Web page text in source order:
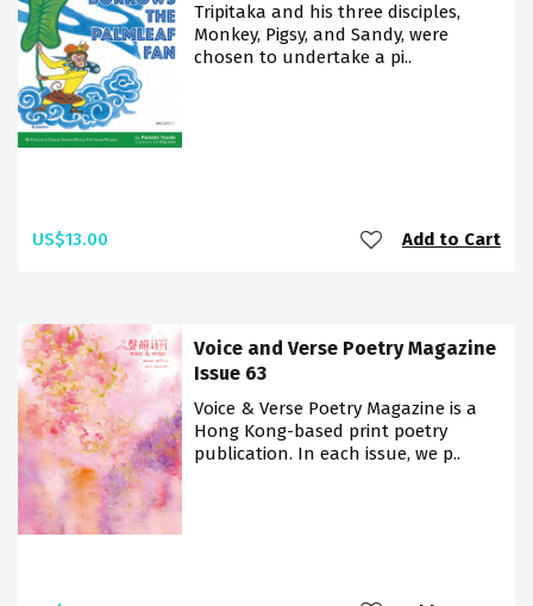
Tripitaka and his three disciples,
Monkey, Pigsy, and Sandy, were
chosen to undertake a pi..
US$13.00 Add to Cart
Voice and Verse Poetry Magazine
Issue 63
Voice & Verse Poetry Magazine is a
Hong Kong-based print poetry
publication. In each issue, we p..